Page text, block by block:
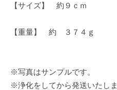
【サイズ】 約９ｃｍ
【重量】 約 ３７４ｇ
※写真はサンプルです。
※浄化をしてから発送いたしま